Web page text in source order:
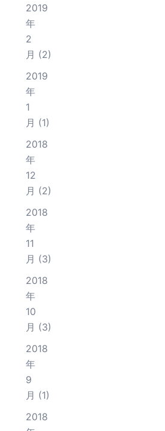
2019
年
2
月 (2)
2019
年
1
月 (1)
2018
年
12
月 (2)
2018
年
11
月 (3)
2018
年
10
月 (3)
2018
年
9
月 (1)
2018